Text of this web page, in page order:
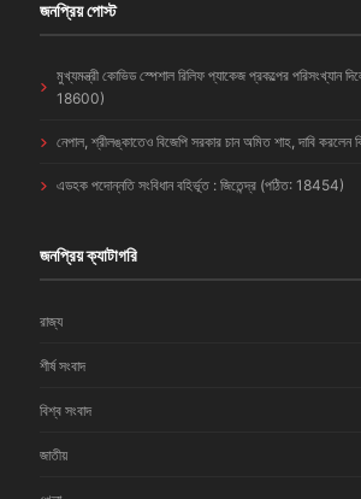
জনপ্রিয় পোস্ট
মুখ্যমন্ত্রী কোভিড স্পেশাল রিলিফ প্যাকেজ প্রকল্পের পরিসংখ্যান
18600)
নেপাল, শ্রীলঙ্কাতেও বিজেপি সরকার চান অমিত শাহ, দাবি
এডহক পদোন্নতি সংবিধান বহির্ভূত : জিতেন্দ্র (পঠিত: 18454)
জনপ্রিয় ক্যাটাগরি
রাজ্য
শীর্ষ সংবাদ
বিশ্ব সংবাদ
জাতীয়